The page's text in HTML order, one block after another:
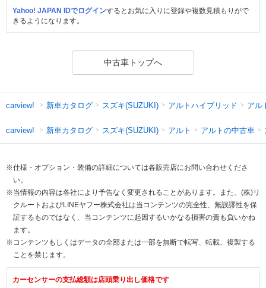
Yahoo! JAPAN IDでログインするとお気に入りに登録や複数見積もりがで
きるようになります。
中古車トップへ
carview! 新車カタログ スズキ(SUZUKI) アルトハイブリッド アル
carview! 新車カタログ スズキ(SUZUKI) アルト アルトの中古車
※仕様・オプション・装備の詳細については各販売店にお問い合わせくださ
い。
※当情報の内容は各社により予告なく変更されることがあります。また、(株)リ
クルートおよびLINEヤフー株式会社は当コンテンツの完全性、無誤謬性を保
証するものではなく、当コンテンツに起因するいかなる損害の責も負いかね
ます。
※コンテンツもしくはデータの全部または一部を無断で転写、転載、複製する
ことを禁じます。
カーセンサーの支払総額は店頭乗り出し価格です